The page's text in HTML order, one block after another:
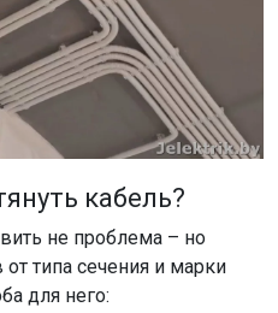
кабель?
не проблема – но
типа сечения и марки
для него: